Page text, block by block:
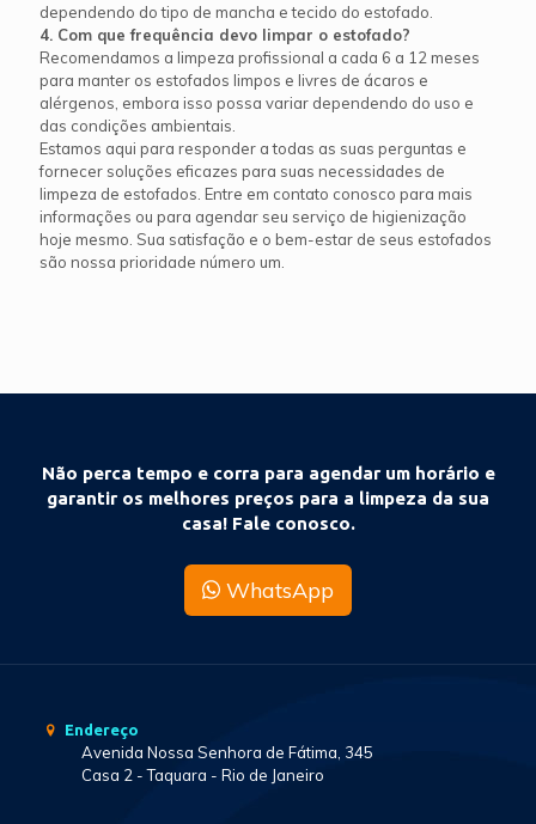
dependendo do tipo de mancha e tecido do estofado.
4. Com que frequência devo limpar o estofado?
Recomendamos a limpeza profissional a cada 6 a 12 meses
para manter os estofados limpos e livres de ácaros e
alérgenos, embora isso possa variar dependendo do uso e
das condições ambientais.
Estamos aqui para responder a todas as suas perguntas e
fornecer soluções eficazes para suas necessidades de
limpeza de estofados. Entre em contato conosco para mais
informações ou para agendar seu serviço de higienização
hoje mesmo. Sua satisfação e o bem-estar de seus estofados
são nossa prioridade número um.
Não perca tempo e corra para agendar um horário e
garantir os melhores preços para a limpeza da sua
casa! Fale conosco.
WhatsApp
Endereço
Avenida Nossa Senhora de Fátima, 345
Casa 2 - Taquara - Rio de Janeiro